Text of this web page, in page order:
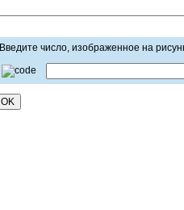
Введите число, изображенное на